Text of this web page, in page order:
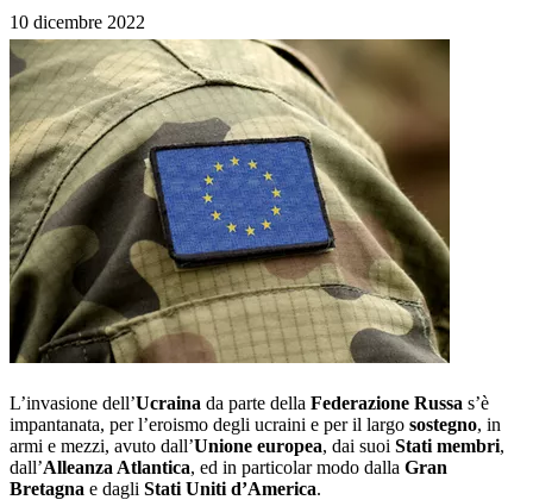
10 dicembre 2022
L’invasione dell’Ucraina da parte della Federazione Russa s’è
impantanata, per l’eroismo degli ucraini e per il largo sostegno, in
armi e mezzi, avuto dall’Unione europea, dai suoi Stati membri,
dall’Alleanza Atlantica, ed in particolar modo dalla Gran
Bretagna e dagli Stati Uniti d’America.